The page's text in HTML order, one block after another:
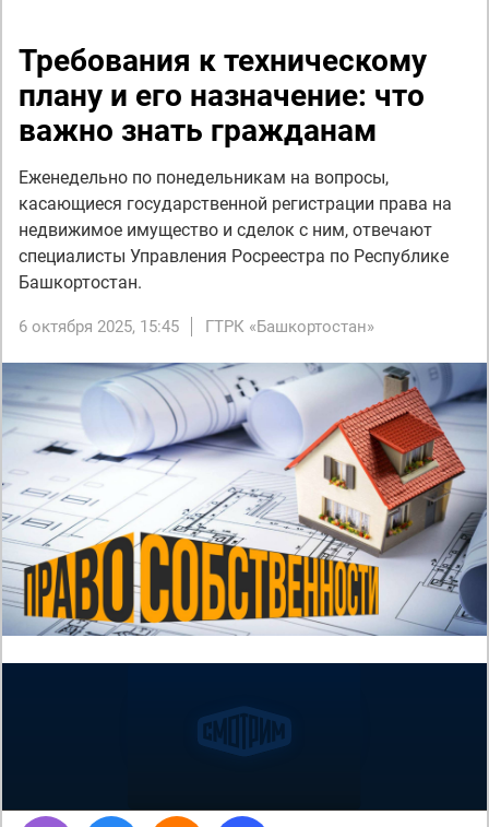
Требования к техническому
плану и его назначение: что
важно знать гражданам
Еженедельно по понедельникам на вопросы,
касающиеся государственной регистрации права на
недвижимое имущество и сделок с ним, отвечают
специалисты Управления Росреестра по Республике
Башкортостан.
6 октября 2025, 15:45 ГТРК «Башкортостан»